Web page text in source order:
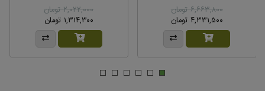
۶,۶۶۳,۸۰۰ تومان
۴,۳۳۱,۵۰۰ تومان
۲,۰۲۲,۰۰۰ تومان
۱,۳۱۴,۳۰۰ تومان